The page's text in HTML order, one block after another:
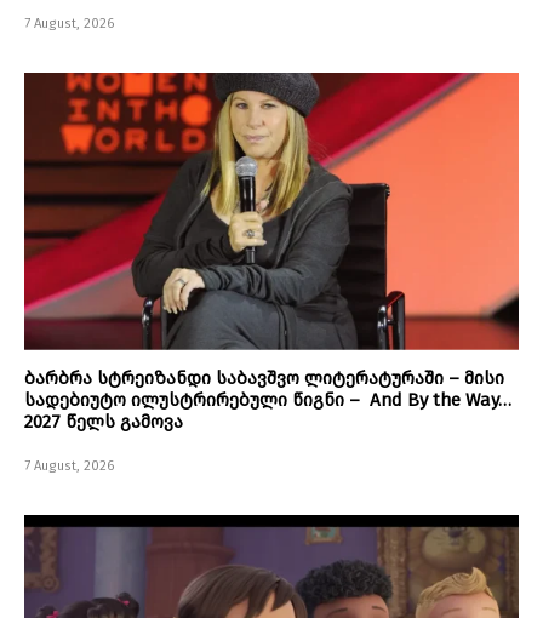
7 August, 2026
ბარბრა სტრეიზანდი საბავშვო ლიტერატურაში – მისი
სადებიუტო ილუსტრირებული წიგნი – And By the Way…
2027 წელს გამოვა
7 August, 2026